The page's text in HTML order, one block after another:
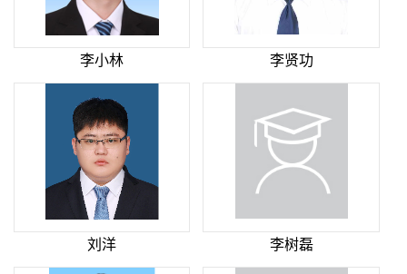
李小林 李贤功
刘洋 李树磊